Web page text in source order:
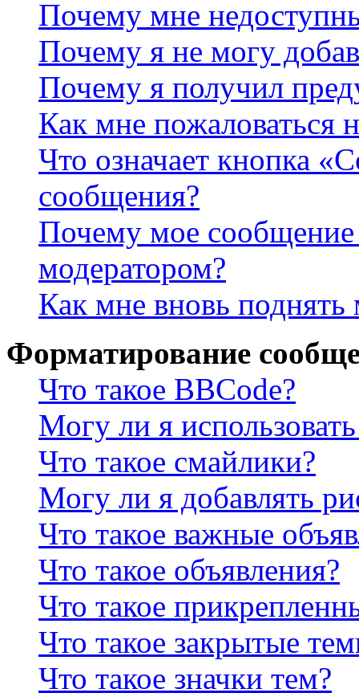
Почему мне
Почему я не могу
Почему я получил
Как мне пожаловаться
Что означает кнопка
сообщения?
Почему мое сообщение
модератором?
Как мне вновь
Форматирование
Что такое BBCode?
Могу ли я
Что такое смайлики?
Могу ли я добавлять
Что такое важные
Что такое объявления?
Что такое
Что такое закрытые
Что такое значки тем?